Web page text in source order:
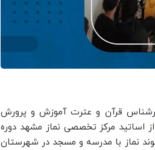
قرآن و عترت آموزش و پرورش
اساتید مرکز تخصصی نماز مشهد دوره
نماز با مدرسه و مسجد در شهرستان